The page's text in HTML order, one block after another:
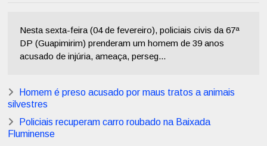
Nesta sexta-feira (04 de fevereiro), policiais civis da 67ª
DP (Guapimirim) prenderam um homem de 39 anos
acusado de injúria, ameaça, perseg...
Homem é preso acusado por maus tratos a animais
silvestres
Policiais recuperam carro roubado na Baixada
Fluminense